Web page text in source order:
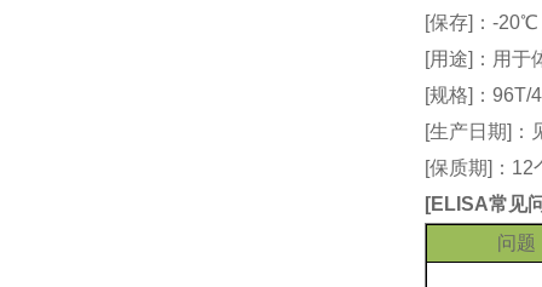
[保存]：-
[用途]：用于
[规格]：96T/
[生产日期]：
[保质期]：
[ELISA常见
问题